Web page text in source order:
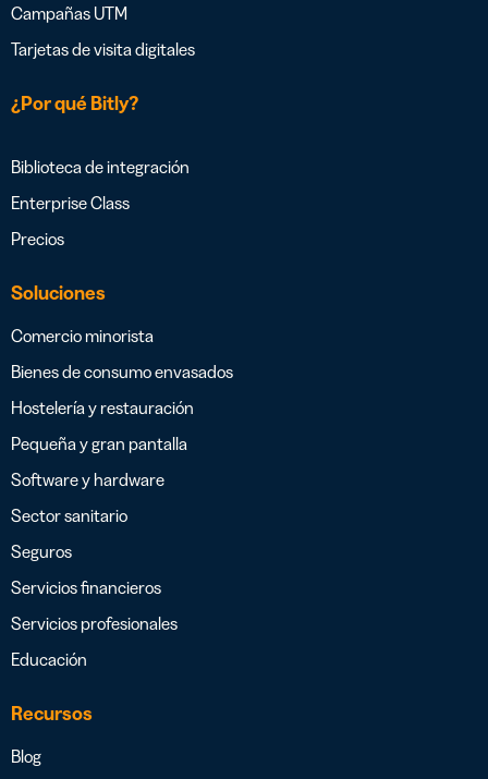
Campañas UTM
Tarjetas de visita digitales
¿Por qué Bitly?
Biblioteca de integración
Enterprise Class
Precios
Soluciones
Comercio minorista
Bienes de consumo envasados
Hostelería y restauración
Pequeña y gran pantalla
Software y hardware
Sector sanitario
Seguros
Servicios financieros
Servicios profesionales
Educación
Recursos
Blog